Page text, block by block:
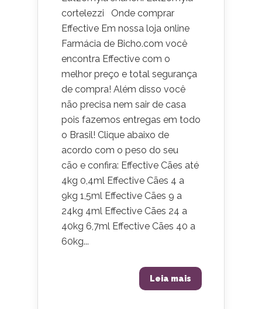
cortelezzi Onde comprar
Effective Em nossa loja online
Farmácia de Bicho.com você
encontra Effective com o
melhor preço e total segurança
de compra! Além disso você
não precisa nem sair de casa
pois fazemos entregas em todo
o Brasil! Clique abaixo de
acordo com o peso do seu
cão e confira: Effective Cães até
4kg 0,4ml Effective Cães 4 a
9kg 1,5ml Effective Cães 9 a
24kg 4ml Effective Cães 24 a
40kg 6,7ml Effective Cães 40 a
60kg...
Leia mais